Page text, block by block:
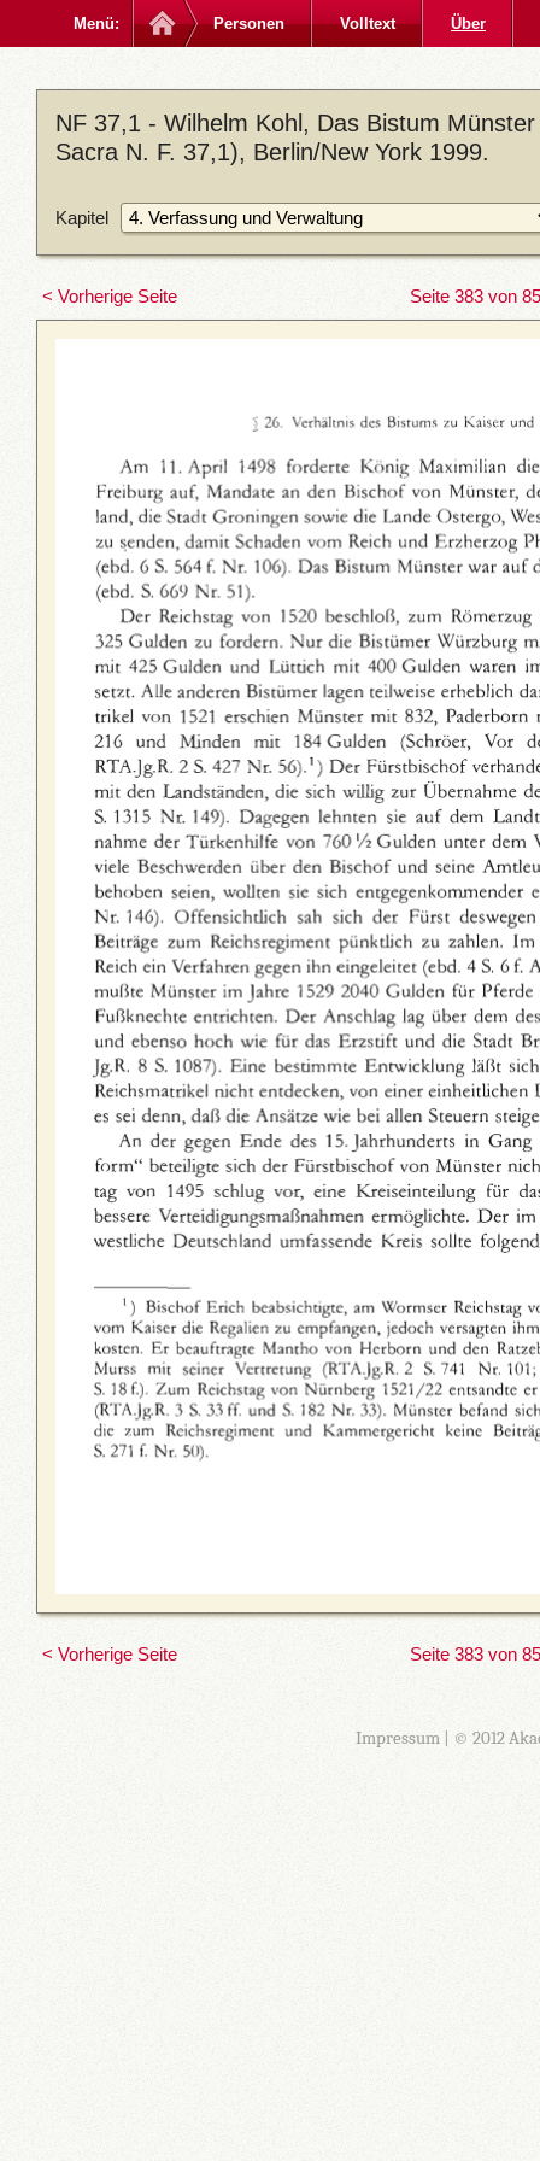
Menü: Personen Volltext Über
NF 37,1 - Wilhelm Kohl, Das Bistum
Sacra N. F. 37,1), Berlin/New York 1999.
Kapitel
< Vorherige Seite Seite 383 von
< Vorherige Seite Seite 383 von
Impressum| © 2012